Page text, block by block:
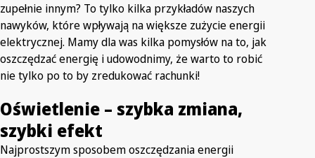
zupełnie innym? To tylko kilka przykładów naszych
nawyków, które wpływają na większe zużycie energii
elektrycznej. Mamy dla was kilka pomysłów na to, jak
oszczędzać energię i udowodnimy, że warto to robić
nie tylko po to by zredukować rachunki!
Oświetlenie – szybka zmiana,
szybki efekt
Najprostszym sposobem oszczędzania energii